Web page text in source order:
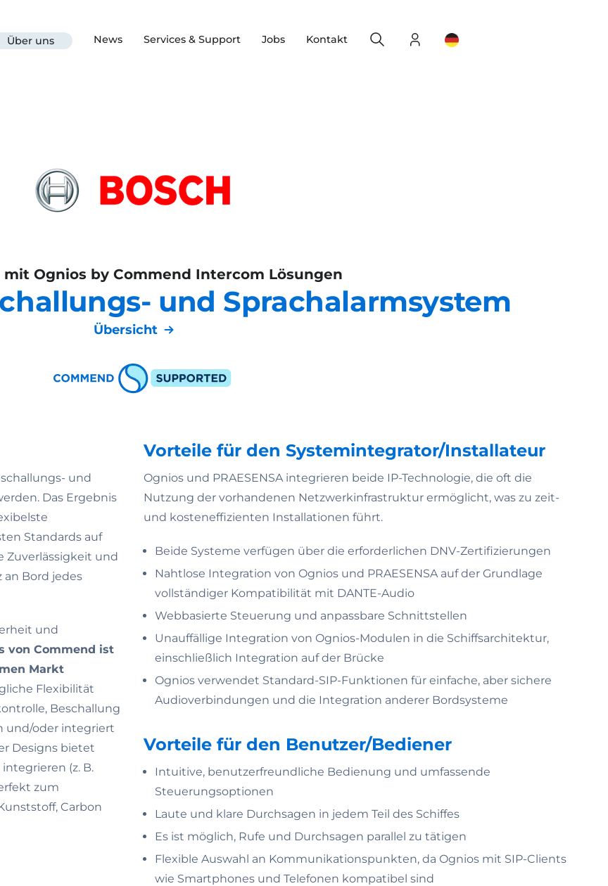
Über uns News Services & Support Jobs Kontakt Login
Search Change your location
Ognios by Commend Intercom Lösungen
und Sprachalarmsystem
Übersicht
und
Das Ergebnis
Standards auf
Zuverlässigkeit und
Bord jedes
und
von Commend ist
Markt
Flexibilität
Beschallung
und/oder integriert
Designs bietet
(z. B.
zum
Carbon
Vorteile für den Systemintegrator/Installateur
Ognios und PRAESENSA integrieren beide IP-Technologie, die oft die
Nutzung der vorhandenen Netzwerkinfrastruktur ermöglicht, was zu zeit-
und kosteneffizienten Installationen führt.
Beide Systeme verfügen über die erforderlichen DNV-Zertifizierungen
Nahtlose Integration von Ognios und PRAESENSA auf der Grundlage
vollständiger Kompatibilität mit DANTE-Audio
Webbasierte Steuerung und anpassbare Schnittstellen
Unauffällige Integration von Ognios-Modulen in die Schiffsarchitektur,
einschließlich Integration auf der Brücke
Ognios verwendet Standard-SIP-Funktionen für einfache, aber sichere
Audioverbindungen und die Integration anderer Bordsysteme
Vorteile für den Benutzer/Bediener
Intuitive, benutzerfreundliche Bedienung und umfassende
Steuerungsoptionen
Laute und klare Durchsagen in jedem Teil des Schiffes
Es ist möglich, Rufe und Durchsagen parallel zu tätigen
Flexible Auswahl an Kommunikationspunkten, da Ognios mit SIP-Clients
wie Smartphones und Telefonen kompatibel sind